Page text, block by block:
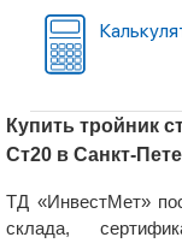
Купить тройник
Ст20 в Санкт-
ТД «ИнвестМет»
склада,